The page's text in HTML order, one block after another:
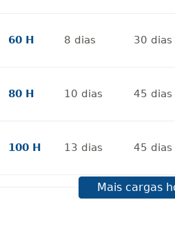
60 H 8 dias 30 dias
80 H 10 dias 45 dias
100 H 13 dias 45 dias
dias 60dias
Mais cargas